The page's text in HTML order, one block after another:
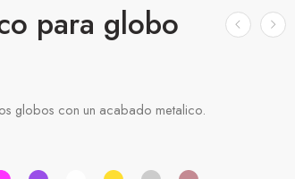
para globo
globos con un acabado metalico.